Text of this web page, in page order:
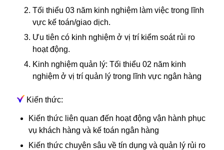
Tối thiểu 03 năm kinh nghiệm làm việc trong lĩnh
vực kế toán/giao dịch.
Ưu tiên có kinh nghiệm ở vị trí kiểm soát rủi ro
hoạt động.
Kinh nghiệm quản lý: Tối thiểu 02 năm kinh
nghiệm ở vị trí quản lý trong lĩnh vực ngân hàng
Kiến thức:
Kiến thức liên quan đến hoạt động vận hành phục
vụ khách hàng và kế toán ngân hàng
Kiến thức chuyên sâu về tín dụng và quản lý rủi ro